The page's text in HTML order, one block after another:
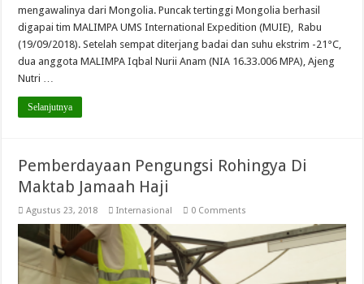
mengawalinya dari Mongolia. Puncak tertinggi Mongolia berhasil
digapai tim MALIMPA UMS International Expedition (MUIE), Rabu
(19/09/2018). Setelah sempat diterjang badai dan suhu ekstrim -21°C,
dua anggota MALIMPA Iqbal Nurii Anam (NIA 16.33.006 MPA), Ajeng
Nutri …
Selanjutnya
Pemberdayaan Pengungsi Rohingya Di
Maktab Jamaah Haji
Agustus 23, 2018 Internasional 0 Comments